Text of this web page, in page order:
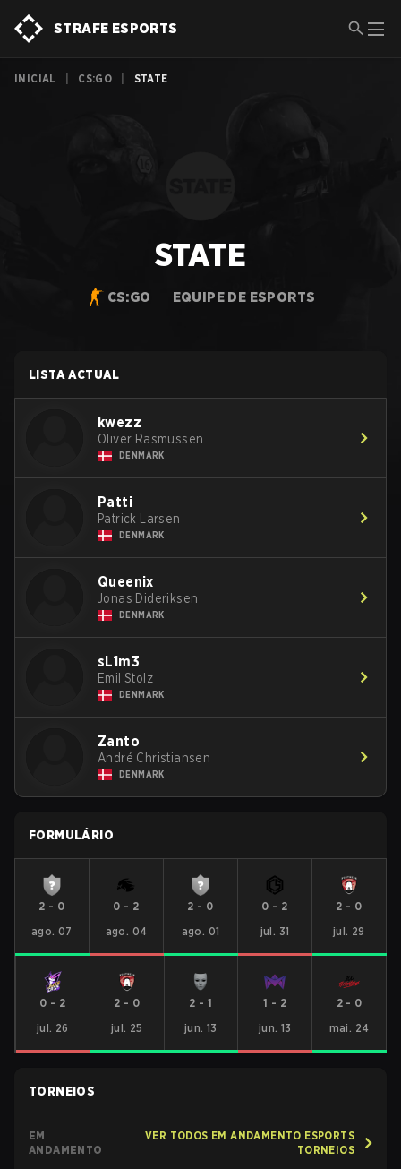
STRAFE ESPORTS
INICIAL CS:GO STATE
STATE
CS:GO EQUIPE DE ESPORTS
LISTA ACTUAL
kwezz
Oliver Rasmussen
DENMARK
Patti
Patrick Larsen
DENMARK
Queenix
Jonas Dideriksen
DENMARK
sL1m3
Emil Stolz
DENMARK
Zanto
André Christiansen
DENMARK
FORMULÁRIO
2 - 0
ago. 07
0 - 2
ago. 04
2 - 0
ago. 01
0 - 2
jul. 31
2 - 0
jul. 29
0 - 2
jul. 26
2 - 0
jul. 25
2 -1
jun. 13
1 - 2
jun. 13
2- 0
mai. 24
TORNEIOS
EM
ANDAMENTO
VER TODOS EM ANDAMENTO ESPORTS
TORNEIOS